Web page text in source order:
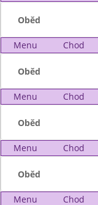
Oběd
Menu Chod
Oběd
Menu Chod
Oběd
Menu Chod
Oběd
Menu Chod